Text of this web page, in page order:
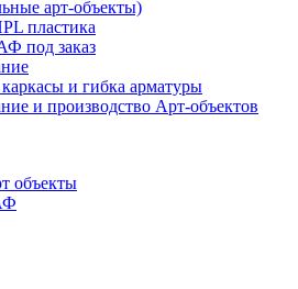
арт-объекты)
пластика
под заказ
и гибка арматуры
и производство Арт-объектов
объекты